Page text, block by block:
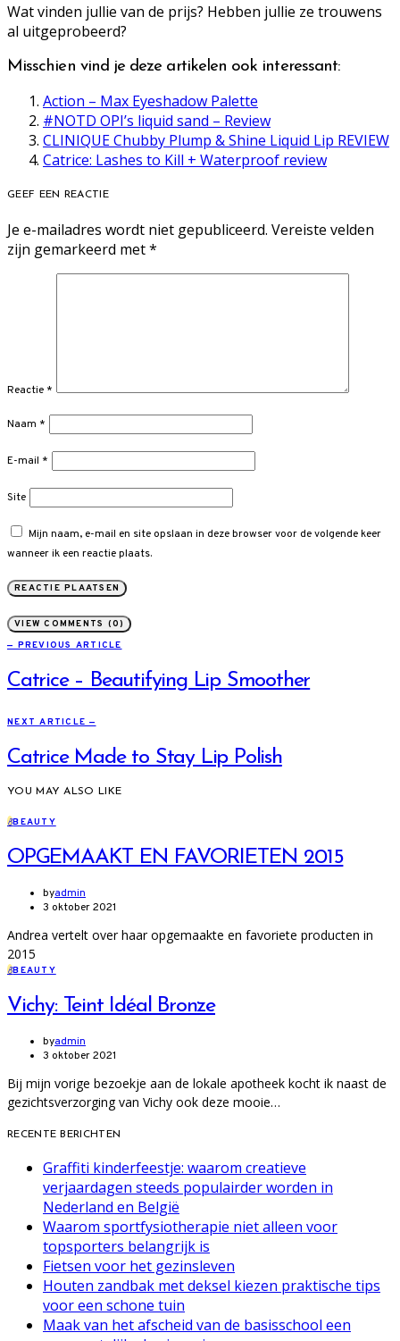
Wat vinden jullie van de prijs? Hebben jullie ze trouwens
al uitgeprobeerd?
Misschien vind je deze artikelen ook interessant:
Action – Max Eyeshadow Palette
#NOTD OPI’s liquid sand – Review
CLINIQUE Chubby Plump & Shine Liquid Lip REVIEW
Catrice: Lashes to Kill + Waterproof review
GEEF EEN REACTIE
Je e-mailadres wordt niet gepubliceerd. Vereiste velden
zijn gemarkeerd met*
Reactie *
Naam *
E-mail *
Site
Mijn naam, e-mail en site opslaan in deze browser voor de volgende keer
wanneer ik een reactie plaats.
VIEW COMMENTS (0)
— PREVIOUS ARTICLE
Catrice – Beautifying Lip Smoother
NEXT ARTICLE —
Catrice Made to Stay Lip Polish
YOU MAY ALSO LIKE
BBEAUTY
OPGEMAAKT EN FAVORIETEN 2015
byadmin
3 oktober 2021
Andrea vertelt over haar opgemaakte en favoriete producten in
2015
BBEAUTY
Vichy: Teint Idéal Bronze
byadmin
3 oktober 2021
Bij mijn vorige bezoekje aan de lokale apotheek kocht ik naast de
gezichtsverzorging van Vichy ook deze mooie…
RECENTE BERICHTEN
Graffiti kinderfeestje: waarom creatieve
verjaardagen steeds populairder worden in
Nederland en België
Waarom sportfysiotherapie niet alleen voor
topsporters belangrijk is
Fietsen voor het gezinsleven
Houten zandbak met deksel kiezen praktische tips
voor een schone tuin
Maak van het afscheid van de basisschool een